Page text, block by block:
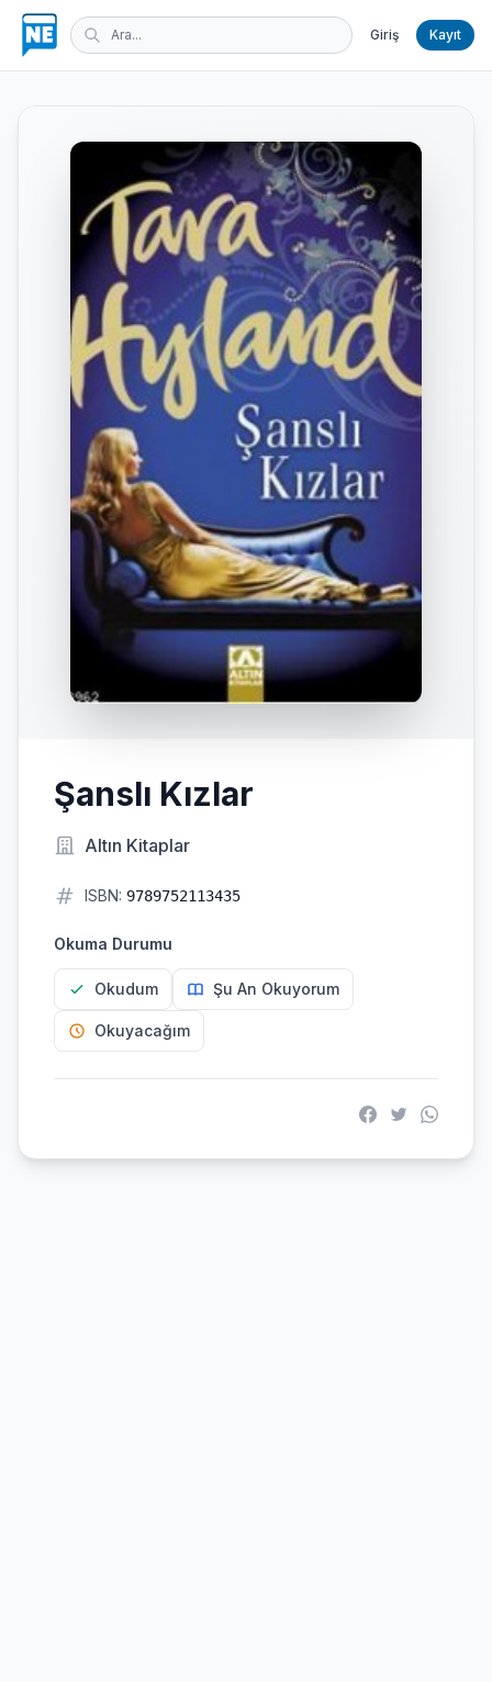
Giriş Kayıt
Şanslı Kızlar
Altın Kitaplar
ISBN: 9789752113435
Okuma Durumu
Okudum Şu An Okuyorum
Okuyacağım